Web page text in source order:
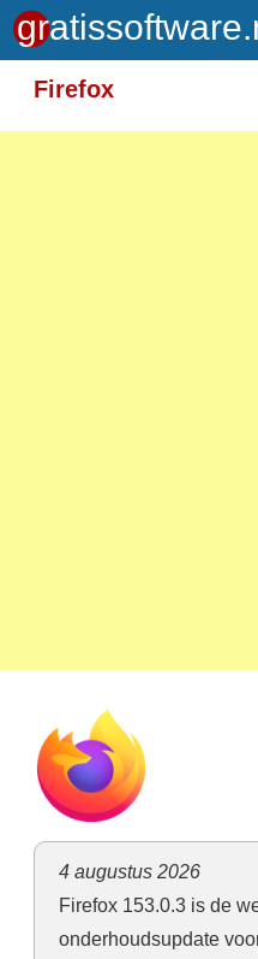
Firefox
4 augustus 2026
Firefox 153.0.3 is de
onderhoudsupdate